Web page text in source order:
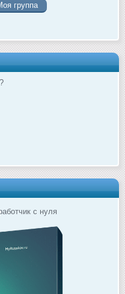
группа
с нуля